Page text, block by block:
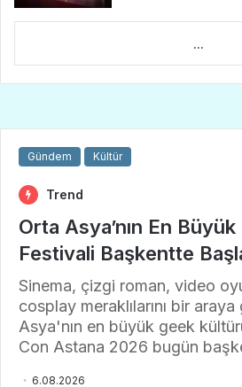
...